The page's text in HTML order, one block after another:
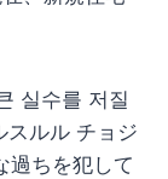
실수를 저질
スルル チョジ
過ちを犯して